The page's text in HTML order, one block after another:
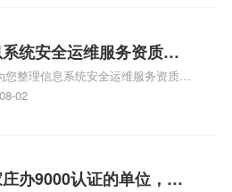
统安全运维服务资质二
，信息系统安全运维服
二级
您整理信息系统安全运维服务资质认
机构有哪些、安全运维服务资质的费
证知识，详情可查看下方正文！
02
办9000认证的单位，石